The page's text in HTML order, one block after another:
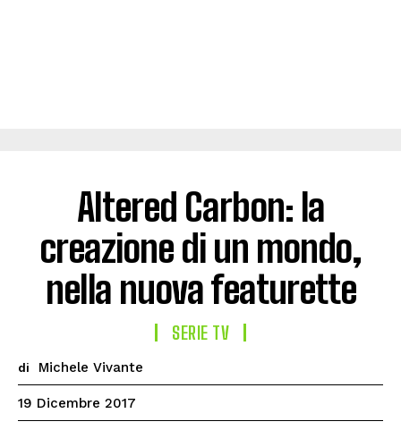
Altered Carbon: la
creazione di un mondo,
nella nuova featurette
SERIE TV
di Michele Vivante
19 Dicembre 2017